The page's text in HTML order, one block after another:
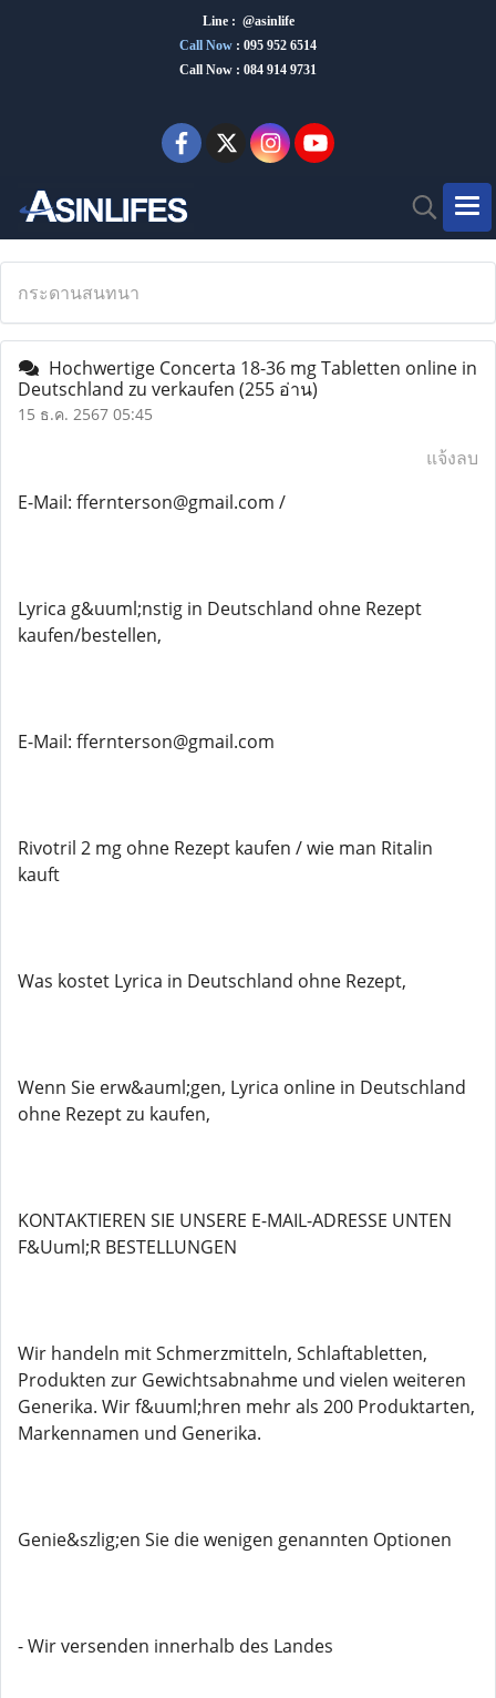
Line : @asinlife
Call Now : 095 952 6514
Call Now : 084 914 9731
กระดานสนทนา
Hochwertige Concerta 18-36 mg Tabletten online in
Deutschland zu verkaufen (255 อ่าน)
15 ธ.ค. 2567 05:45
แจ้งลบ
E-Mail: ffernterson@gmail.com /
Lyrica g&uuml;nstig in Deutschland ohne Rezept
kaufen/bestellen,
E-Mail: ffernterson@gmail.com
Rivotril 2 mg ohne Rezept kaufen / wie man Ritalin
kauft
Was kostet Lyrica in Deutschland ohne Rezept,
Wenn Sie erw&auml;gen, Lyrica online in Deutschland
ohne Rezept zu kaufen,
KONTAKTIEREN SIE UNSERE E-MAIL-ADRESSE UNTEN
F&Uuml;R BESTELLUNGEN
Wir handeln mit Schmerzmitteln, Schlaftabletten,
Produkten zur Gewichtsabnahme und vielen weiteren
Generika. Wir f&uuml;hren mehr als 200 Produktarten,
Markennamen und Generika.
Genie&szlig;en Sie die wenigen genannten Optionen
- Wir versenden innerhalb des Landes